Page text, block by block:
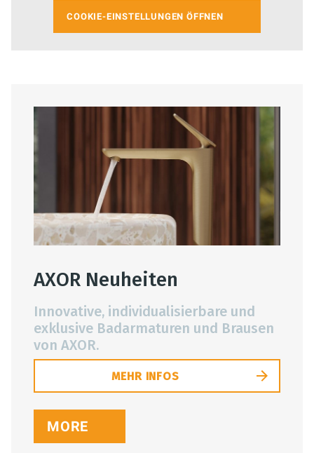
COOKIE-EINSTELLUNGEN ÖFFNEN
AXOR Neuheiten
Innovative, individualisierbare und
exklusive Badarmaturen und Brausen
von AXOR.
MEHR INFOS
MORE